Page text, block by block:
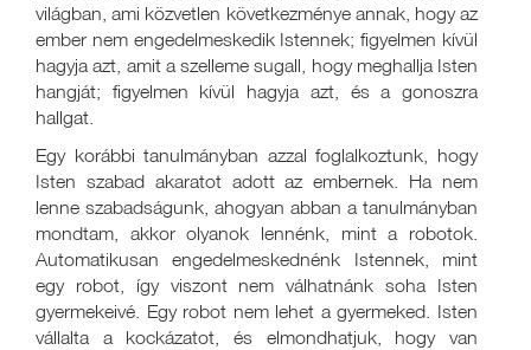
világban, ami közvetlen következménye annak, hogy az
ember nem engedelmeskedik Istennek; figyelmen kívül
hagyja azt, amit a szelleme sugall, hogy meghallja Isten
hangját; figyelmen kívül hagyja azt, és a gonoszra
hallgat.
Egy korábbi tanulmányban azzal foglalkoztunk, hogy
Isten szabad akaratot adott az embernek. Ha nem
lenne szabadságunk, ahogyan abban a tanulmányban
mondtam, akkor olyanok lennénk, mint a robotok.
Automatikusan engedelmeskednénk Istennek, mint
egy robot, így viszont nem válhatnánk soha Isten
gyermekeivé. Egy robot nem lehet a gyermeked. Isten
vállalta a kockázatot, és elmondhatjuk, hogy van